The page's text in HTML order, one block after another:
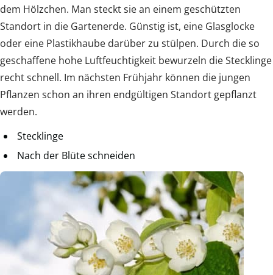
dem Hölzchen. Man steckt sie an einem geschützten
Standort in die Gartenerde. Günstig ist, eine Glasglocke
oder eine Plastikhaube darüber zu stülpen. Durch die so
geschaffene hohe Luftfeuchtigkeit bewurzeln die Stecklinge
recht schnell. Im nächsten Frühjahr können die jungen
Pflanzen schon an ihren endgültigen Standort gepflanzt
werden.
Stecklinge
Nach der Blüte schneiden